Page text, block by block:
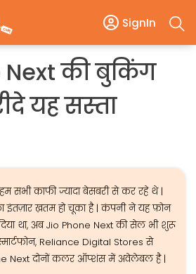
SignIn
Next की बुकिंग
यह सस्ता
सभी काफी ज्यादा बेसबरी से कर रहे थे |
इंतज़ार ख़तम हो चूका है | कंपनी ने यह फ़ोन
था, अब Jio Phone Next की सेल भी शुरू
Reliance Digital Stores से
Next दोनों कलर ऑप्शंस में अवेलेबल है |